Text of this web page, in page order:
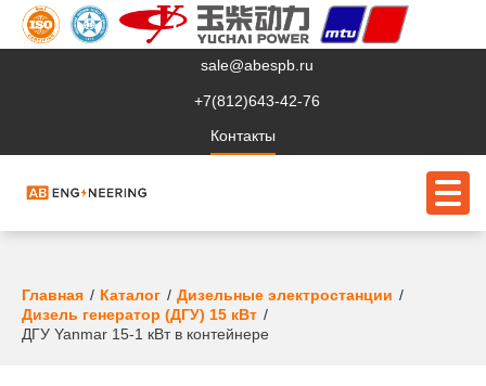
sale@abespb.ru
+7(812)643-42-76
Контакты
О компании
Клиентам
Главная Каталог
Дизельные электростанции
Дизель генератор (ДГУ) 15 кВт
ДГУ Yanmar 15-1 кВт в контейнере